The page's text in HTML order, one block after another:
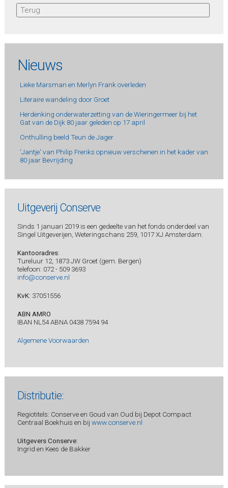
Terug
Nieuws
Lieke Marsman en Merlyn Frank overleden
Literaire wandeling door Groet
Herdenking onderwaterzetting van de Wieringermeer bij het
Gat van de Dijk 80 jaar geleden op 17 april
Onthulling beeld Teun de Jager
'Jantje' van Philip Freriks opnieuw verschenen in het kader van
80 jaar Bevrijding
Uitgeverij Conserve
Sinds 1 januari 2019 is een gedeelte van het fonds onderdeel van
Singel Uitgeverijen, Weteringschans 259, 1017 XJ Amsterdam.
Kantooradres:
Tureluur 12, 1873 JW Groet (gem. Bergen)
telefoon: 072 - 509 3693
info@conserve.nl
KvK: 37051556
ABN AMRO
IBAN NL54 ABNA 0438 7594 94
Algemene Voorwaarden
Distributie:
Regiotitels: Conserve en Goud van Oud bij Depot Compact
Centraal Boekhuis en bij www.conserve.nl
Uitgevers Conserve:
Ingrid en Kees de Bakker